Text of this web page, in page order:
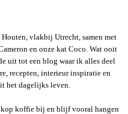
vlakbij Utrecht, samen met
en onze kat Coco. Wat ooit
uit tot een blog waar ik alles deel
recepten, interieur inspiratie en
het dagelijks leven.
kop koffie bij en blijf vooral hangen